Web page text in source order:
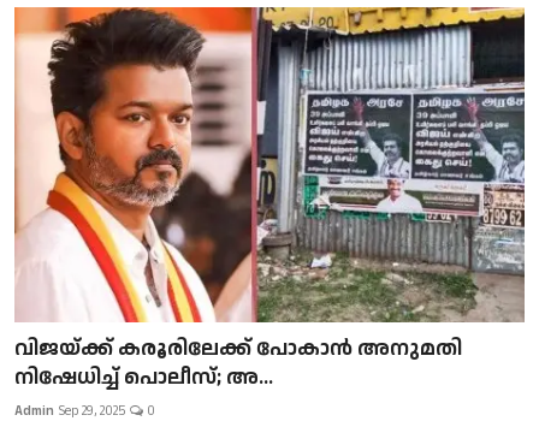
വിജയ്ക്ക് കരൂരിലേക്ക് പോകാൻ അനുമതി
നിഷേധിച്ച് പൊലീസ്; അ...
Admin Sep 29, 2025 0